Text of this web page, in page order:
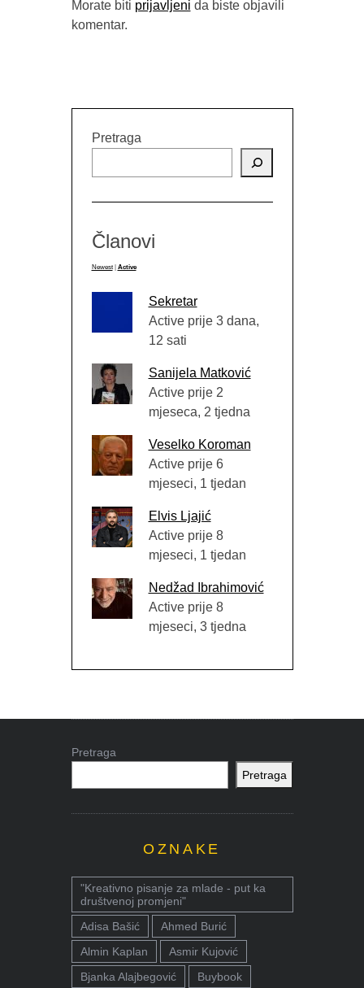
Morate biti prijavljeni da biste objavili
komentar.
Pretraga
Članovi
Newest Active
Sekretar
Active prije 3 dana,
12 sati
Sanijela Matković
Active prije 2
mjeseca, 2 tjedna
Veselko Koroman
Active prije 6
mjeseci, 1 tjedan
Elvis Ljajić
Active prije 8
mjeseci, 1 tjedan
Nedžad Ibrahimović
Active prije 8
mjeseci, 3 tjedna
Pretraga
Pretraga
OZNAKE
"Kreativno pisanje za mlade - put ka
društvenoj promjeni"
Adisa Bašić
Ahmed Burić
Almin Kaplan
Asmir Kujović
Bjanka Alajbegović
Buybook